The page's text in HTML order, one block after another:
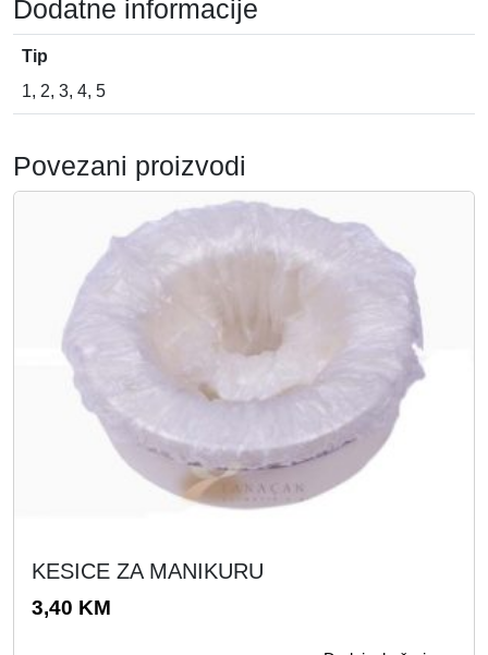
Dodatne informacije
Tip
1, 2, 3, 4, 5
Povezani proizvodi
KESICE ZA MANIKURU
3,40 KM